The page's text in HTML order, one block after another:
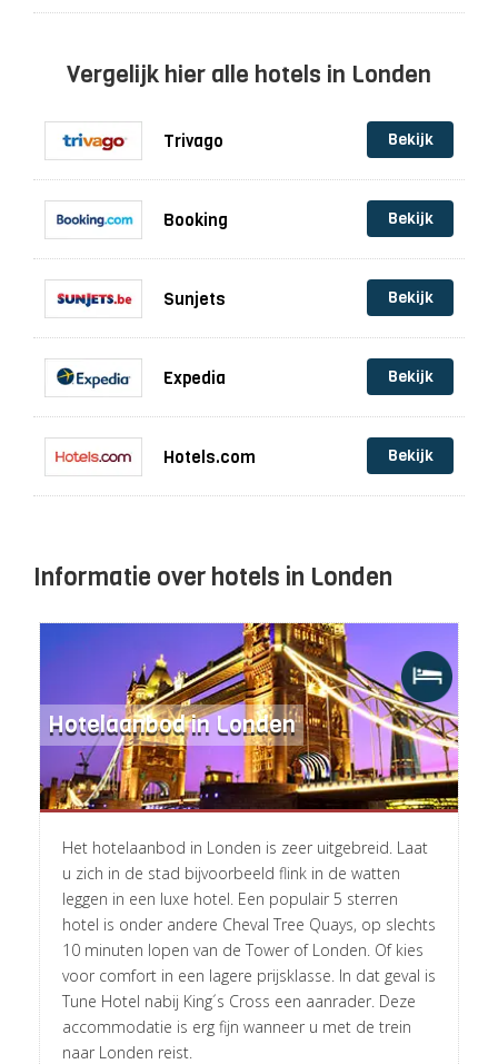
Vergelijk hier alle hotels in Londen
Trivago Bekijk
Booking Bekijk
Sunjets Bekijk
Expedia Bekijk
Hotels.com Bekijk
Informatie over hotels in Londen
Hotelaanbod in Londen
Het hotelaanbod in Londen is zeer uitgebreid. Laat
u zich in de stad bijvoorbeeld flink in de watten
leggen in een luxe hotel. Een populair 5 sterren
hotel is onder andere Cheval Tree Quays, op slechts
10 minuten lopen van de Tower of Londen. Of kies
voor comfort in een lagere prijsklasse. In dat geval is
Tune Hotel nabij King´s Cross een aanrader. Deze
accommodatie is erg fijn wanneer u met de trein
naar Londen reist.